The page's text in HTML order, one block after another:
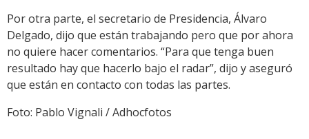
Por otra parte, el secretario de Presidencia, Álvaro
Delgado, dijo que están trabajando pero que por ahora
no quiere hacer comentarios. “Para que tenga buen
resultado hay que hacerlo bajo el radar”, dijo y aseguró
que están en contacto con todas las partes.
Foto: Pablo Vignali / Adhocfotos